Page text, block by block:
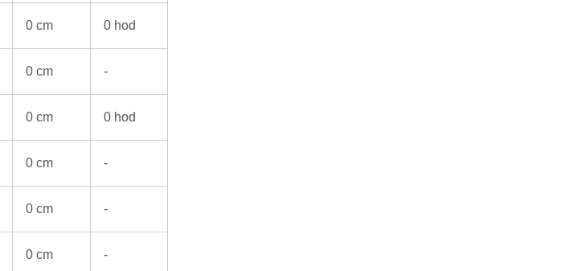
0 cm 0 hod
0 cm -
0 cm 0 hod
0 cm -
0 cm -
0 cm -